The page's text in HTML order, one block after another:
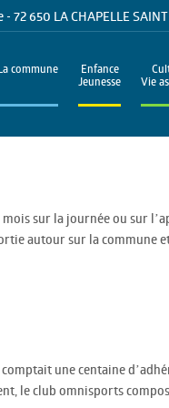
72 650 LA CHAPELLE
commune
Enfance
Jeunesse
Vie
sur la journée ou sur
autour sur la commune
une centaine
le club omnisports